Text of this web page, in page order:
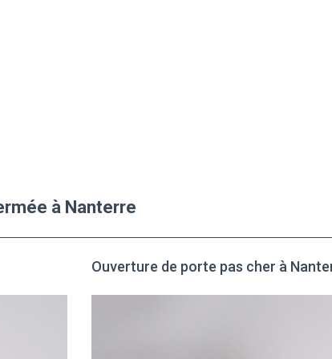
à Nanterre
Ouverture de porte pas cher à